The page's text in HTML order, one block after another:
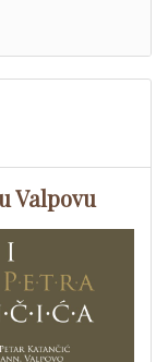
Valpovu